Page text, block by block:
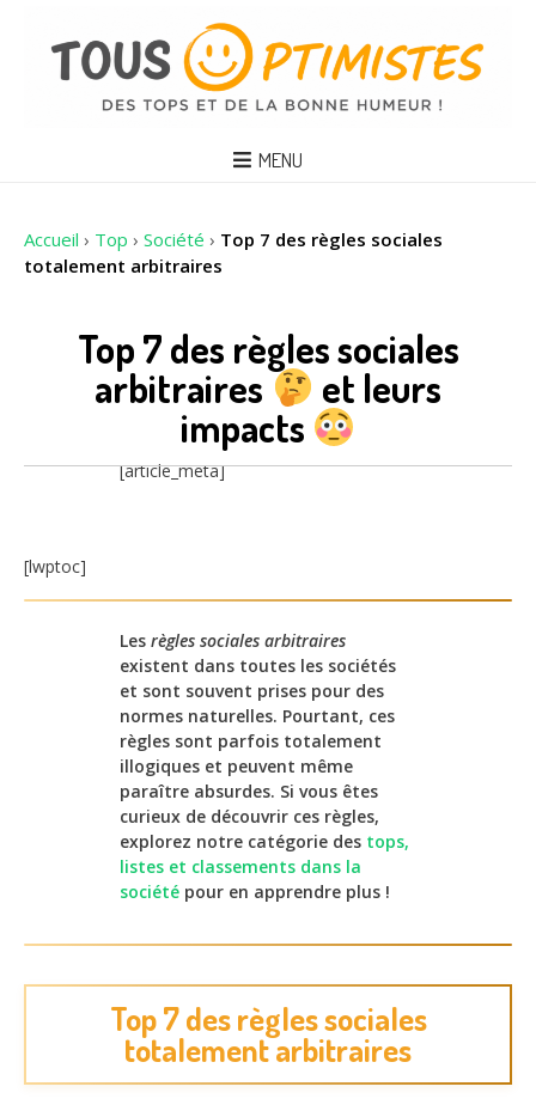
MENU
Accueil › Top › Société › Top 7 des règles sociales
totalement arbitraires
Top 7 des règles sociales
arbitraires
et leurs
impacts
[article_meta]
[lwptoc]
Les règles sociales arbitraires
existent dans toutes les sociétés
et sont souvent prises pour des
normes naturelles. Pourtant, ces
règles sont parfois totalement
illogiques et peuvent même
paraître absurdes. Si vous êtes
curieux de découvrir ces règles,
explorez notre catégorie des tops,
listes et classements dans la
société pour en apprendre plus !
Top 7 des règles sociales
totalement arbitraires